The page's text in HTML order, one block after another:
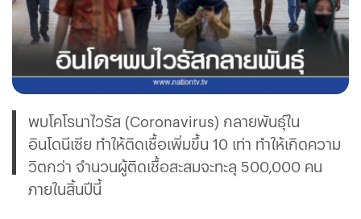
พบโคโรนาไวรัส (Coronavirus) กลายพันธุ์ใน
อินโดนีเซีย ทำให้ติดเชื้อเพิ่มขึ้น 10 เท่า ทำให้เกิดความ
วิตกว่า จำนวนผู้ติดเชื้อสะสมจะทะลุ 500,000 คน
ภายในสิ้นปีนี้